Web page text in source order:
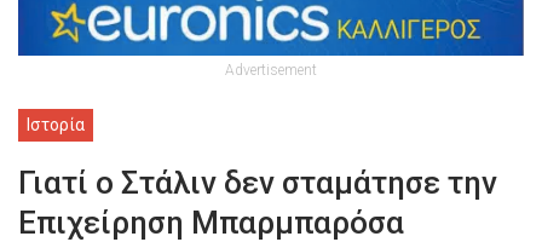
Advertisement
Ιστορία
Γιατί ο Στάλιν δεν σταμάτησε την
Επιχείρηση Μπαρμπαρόσα